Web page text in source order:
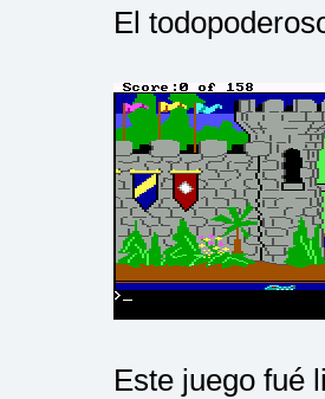
El
Este juego fué